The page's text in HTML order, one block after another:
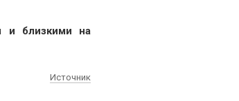
и близкими на
Источник